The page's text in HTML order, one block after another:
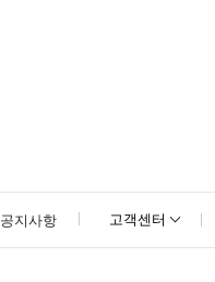
공지사항 고객센터